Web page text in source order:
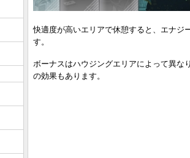
快適度が高いエリアで休憩すると、エナジ
す。
ボーナスはハウジングエリアによって異な
の効果もあります。